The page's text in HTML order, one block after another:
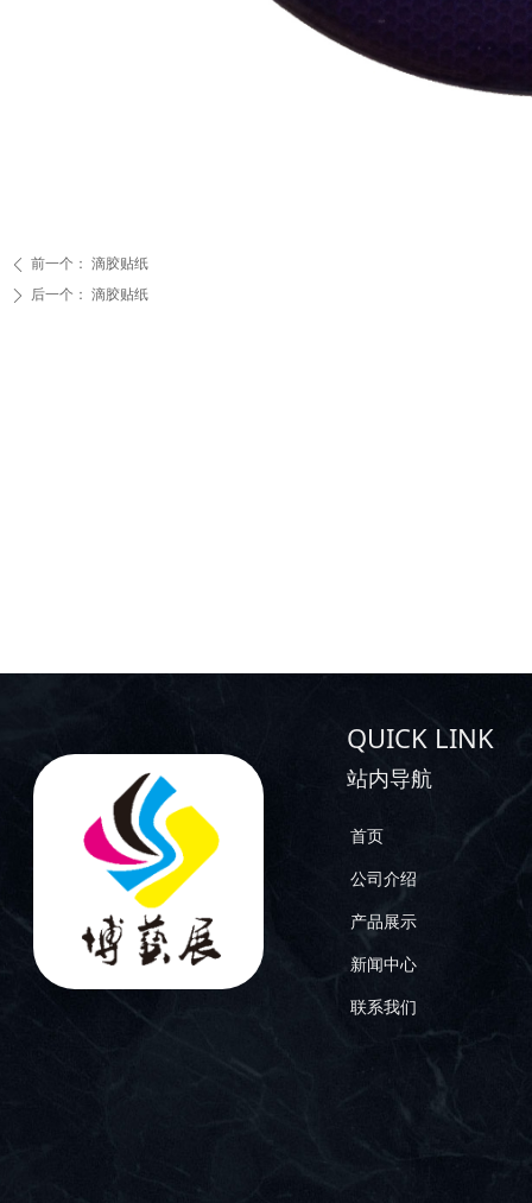
ꄴ 前一个： 滴胶贴纸
ꄲ 后一个： 滴胶贴纸
QUICK LINK
站内导航
首页
公司介绍
产品展示
新闻中心
联系我们